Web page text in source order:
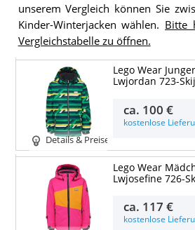
unserem Vergleich können Sie
Kinder-Winterjacken wählen. Bitte
Vergleichstabelle zu öffnen.
Details & Preise
Lego Wear
Lwjordan 723-
ca. 100 €
kostenlose
Lego Wear
Lwjosefine 726-
ca. 117 €
kostenlose